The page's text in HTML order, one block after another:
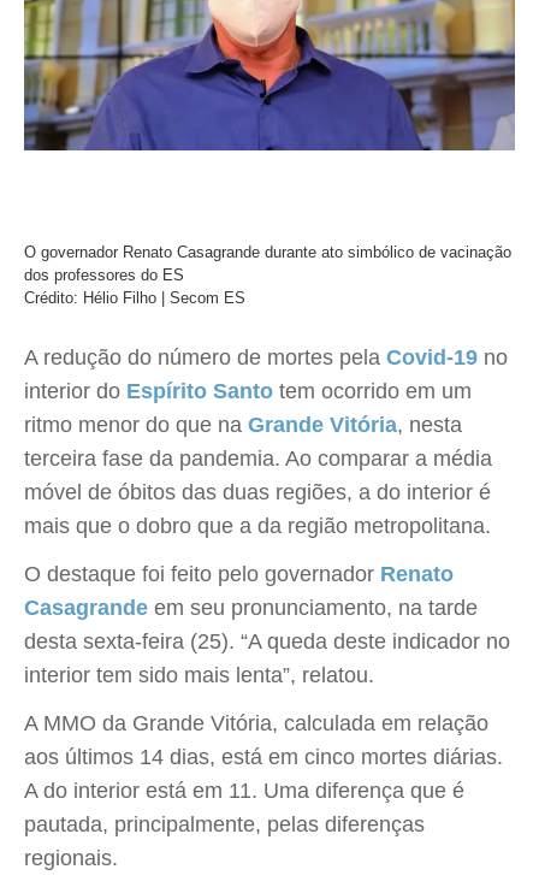
O governador Renato Casagrande durante ato simbólico de vacinação
dos professores do ES
Crédito: Hélio Filho | Secom ES
A redução do número de mortes pela Covid-19 no
interior do Espírito Santo tem ocorrido em um
ritmo menor do que na Grande Vitória, nesta
terceira fase da pandemia. Ao comparar a média
móvel de óbitos das duas regiões, a do interior é
mais que o dobro que a da região metropolitana.
O destaque foi feito pelo governador Renato
Casagrande em seu pronunciamento, na tarde
desta sexta-feira (25). “A queda deste indicador no
interior tem sido mais lenta”, relatou.
A MMO da Grande Vitória, calculada em relação
aos últimos 14 dias, está em cinco mortes diárias.
A do interior está em 11. Uma diferença que é
pautada, principalmente, pelas diferenças
regionais.